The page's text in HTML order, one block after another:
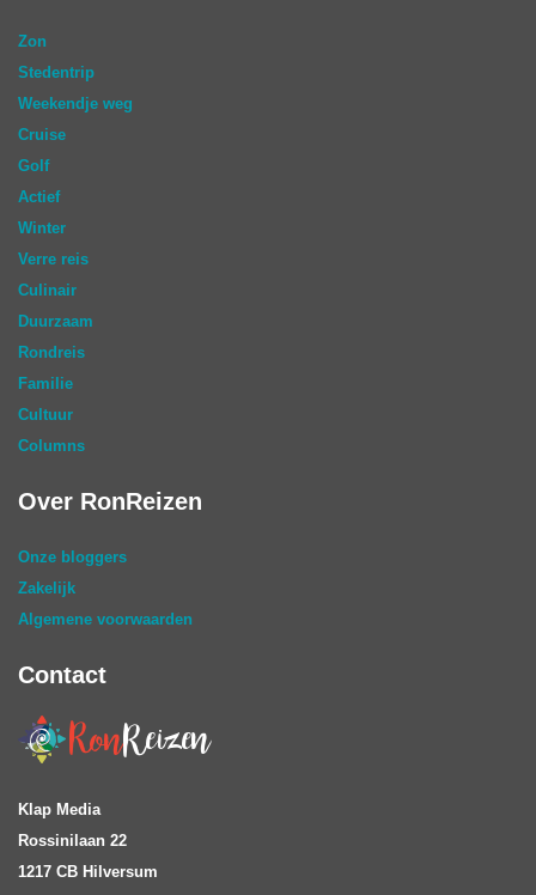
Zon
Stedentrip
Weekendje weg
Cruise
Golf
Actief
Winter
Verre reis
Culinair
Duurzaam
Rondreis
Familie
Cultuur
Columns
Over RonReizen
Onze bloggers
Zakelijk
Algemene voorwaarden
Contact
Klap Media
Rossinilaan 22
1217 CB Hilversum